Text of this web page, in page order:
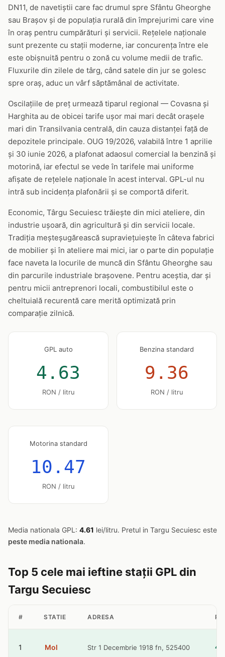
DN11, de navetiștii care fac drumul spre Sfântu Gheorghe
sau Brașov și de populația rurală din împrejurimi care vine
în oraș pentru cumpărături și servicii. Rețelele naționale
sunt prezente cu stații moderne, iar concurența între ele
este obișnuită pentru o zonă cu volume medii de trafic.
Fluxurile din zilele de târg, când satele din jur se golesc
spre oraș, aduc un vârf săptămânal de activitate.
Oscilațiile de preț urmează tiparul regional — Covasna și
Harghita au de obicei tarife ușor mai mari decât orașele
mari din Transilvania centrală, din cauza distanței față de
depozitele principale. OUG 19/2026, valabilă între 1 aprilie
și 30 iunie 2026, a plafonat adaosul comercial la benzină și
motorină, iar efectul se vede în tarifele mai uniforme
afișate de rețelele naționale în acest interval. GPL-ul nu
intră sub incidența plafonării și se comportă diferit.
Economic, Târgu Secuiesc trăiește din mici ateliere, din
industrie ușoară, din agricultură și din servicii locale.
Tradiția meșteșugărească supraviețuiește în câteva fabrici
de mobilier și în ateliere mai mici, iar o parte din populație
face naveta la locurile de muncă din Sfântu Gheorghe sau
din parcurile industriale brașovene. Pentru aceștia, dar și
pentru micii antreprenori locali, combustibilul este o
cheltuială recurentă care merită optimizată prin
comparație zilnică.
GPL auto
4.63
RON / litru
Benzina standard
9.36
RON / litru
Motorina standard
10.47
RON / litru
Media nationala GPL: 4.61 lei/litru. Pretul in Targu Secuiesc este
peste media nationala.
Top 5 cele mai ieftine stații GPL din
Targu Secuiesc
# STATIE ADRESA
1 Mol Str 1 Decembrie 1918 fn, 525400